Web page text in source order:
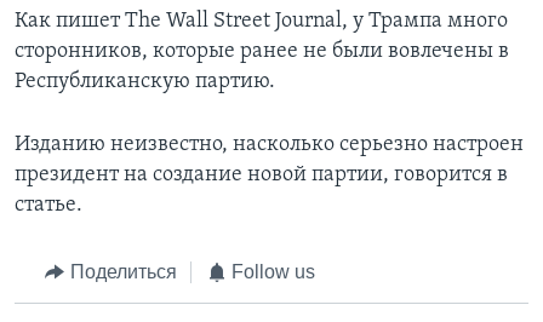
Как пишет The Wall Street Journal, у Трампа много
сторонников, которые ранее не были вовлечены в
Республиканскую партию.
Изданию неизвестно, насколько серьезно настроен
президент на создание новой партии, говорится в
статье.
Поделиться Follow us